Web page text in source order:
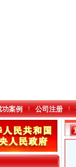
功案例 公司注册